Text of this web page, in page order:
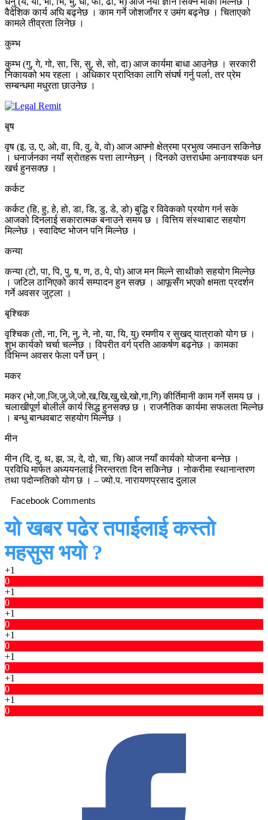
वैदेशिक कार्य अघि बढ्नेछ । काम गर्ने जोशजाँगर र उमंग बढ्नेछ । चिताएको
कामले तीव्रता लिनेछ ।
कुम्भ
कुम्भ (गु, गे, गो, सा, सि, सु, से, सो, दा) आज कार्यमा बाधा आउनेछ । सरकारी
निकायको भय रहला । अधिकार प्राप्तिका लागि संघर्ष गर्नु पर्ला, तर प्रेम
सम्बन्धमा मधुरता छाउनेछ ।
बृष
वृष (इ, उ, ए, ओ, वा, वि, वु, वे, वो) आज आफ्नो क्षेत्रमा प्रभुत्व जमाउन सकिनेछ
। धनार्जनका नयाँ स्रोतहरू पत्ता लाग्नेछन् । दिनको उत्तरार्धमा अनावश्यक धन
खर्च हुनसक्छ ।
कर्कट
कर्कट (हि, हु, हे, हो, डा, डि, डु, डे, डो) बुद्धि र विवेकको प्रयोग गर्न सके
आजको दिनलाई सकारात्मक बनाउने समय छ । वित्तिय संस्थाबाट सहयोग
मिल्नेछ । स्वादिष्ट भोजन पनि मिल्नेछ ।
कन्या
कन्या (टो, पा, पि, पु, ष, ण, ठ, पे, पो) आज मन मिल्ने साथीको सहयोग मिल्नेछ
। जटिल ठानिएको कार्य सम्पादन हुन सक्छ । आफूसँग भएको क्षमता प्रदर्शन
गर्ने अवसर जुट्ला ।
बृश्चिक
वृश्चिक (तो, ना, नि, नु, ने, नो, या, यि, यु) रमणीय र सुखद् यात्राको योग छ ।
शुभ कार्यको चर्चा चल्नेछ । विपरीत वर्ग प्रति आकर्षण बढ्नेछ । कामका
विभिन्न अवसर फेला पर्ने छन् ।
मकर
मकर (भो,जा,जि,जु,जे,जो,ख,खि,खु,खे,खो,गा,गि) कीर्तिमानी काम गर्ने समय छ ।
चलाखीपूर्ण बोलीले कार्य सिद्ध हुनसक्छ छ । राजनैतिक कार्यमा सफलता मिल्नेछ
। बन्धु बान्धवबाट सहयोग मिल्नेछ ।
मीन
मीन (दि, दु, थ, झ, ञ, दे, दो, चा, चि) आज नयाँ कार्यको योजना बन्नेछ ।
प्रविधि मार्फत अध्ययनलाई निरन्तरता दिन सकिनेछ । नोकरीमा स्थानान्तरण
तथा पदोन्नतिको योग छ । – ज्यो.प. नारायणप्रसाद दुलाल
Facebook Comments
यो खबर पढेर तपाईलाई कस्तो
महसुस भयो ?
+1
0
+1
0
+1
0
+1
0
+1
0
+1
0
+1
0